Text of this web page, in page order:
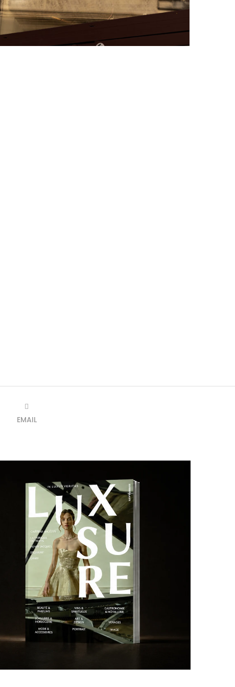
FAT BELLY, LA RÔTISSERIE ASIATIQUE COMME
CUISINE DU TEMPS LONG
EMAIL